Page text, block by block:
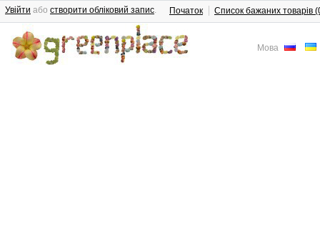
Мова
Увійти або створити обліковий запис. Початок Список бажаних товарів